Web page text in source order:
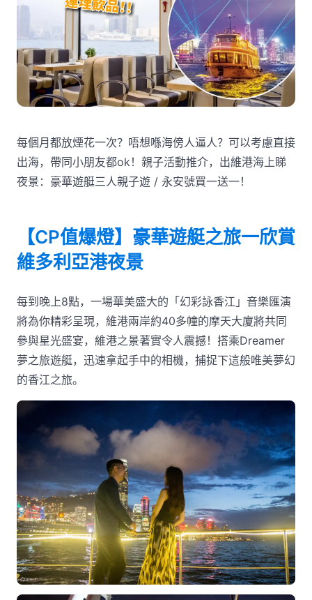
每個月都放煙花一次？唔想喺海傍人逼人？可以考慮直接
出海，帶同小朋友都ok！親子活動推介，出維港海上睇
夜景：豪華遊艇三人親子遊 / 永安號買一送一！
【CP值爆燈】豪華遊艇之旅一欣賞
維多利亞港夜景
每到晚上8點，一場華美盛大的「幻彩詠香江」音樂匯演
將為你精彩呈現，維港兩岸約40多幢的摩天大廈將共同
參與星光盛宴，維港之景著實令人震撼！搭乘Dreamer
夢之旅遊艇，迅速拿起手中的相機，捕捉下這般唯美夢幻
的香江之旅。